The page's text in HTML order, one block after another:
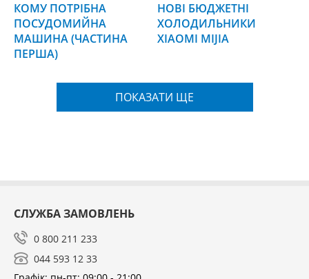
КОМУ ПОТРІБНА
ПОСУДОМИЙНА
МАШИНА (ЧАСТИНА
ПЕРША)
НОВІ БЮДЖЕТНІ
ХОЛОДИЛЬНИКИ
XIAOMI MIJIA
ПОКАЗАТИ ЩЕ
СЛУЖБА ЗАМОВЛЕНЬ
0 800 211 233
044 593 12 33